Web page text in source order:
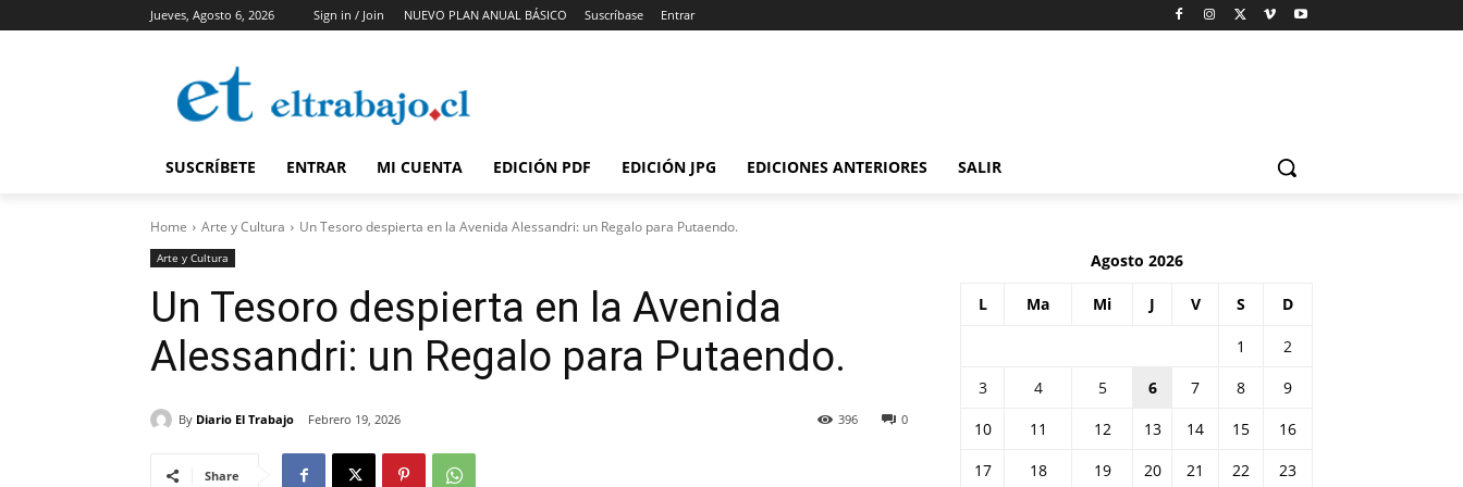
Jueves, Agosto 6, 2026 Sign in / Join NUEVO PLAN ANUAL BÁSICO Suscríbase Entrar
SUSCRÍBETE ENTRAR MI CUENTA EDICIÓN PDF EDICIÓN JPG EDICIONES ANTERIORES SALIR
Home Arte y Cultura Un Tesoro despierta en la Avenida Alessandri: un Regalo para Putaendo.
Arte y Cultura
Un Tesoro despierta en la Avenida
Alessandri: un Regalo para Putaendo.
By Diario El Trabajo Febrero 19, 2026 0
396
Share
Agosto 2026
L Ma Mi J V S D
1
2
3
4 5 6 7 8
9
10
11 12 13 14 15
16
17
18 19 20 21 22 23